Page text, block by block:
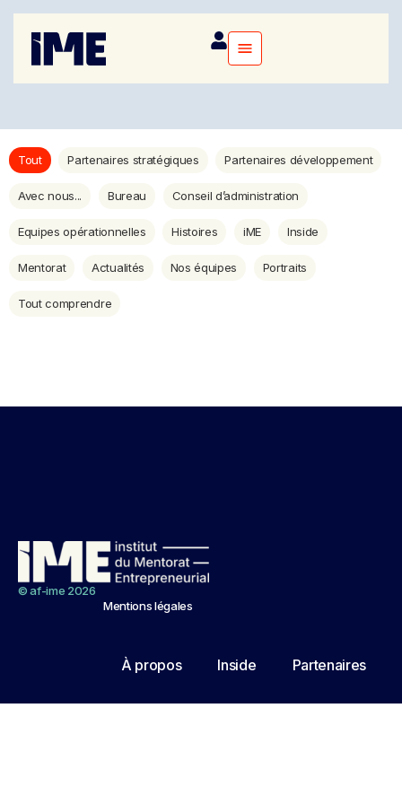
Tout Partenaires stratégiques Partenaires développement
Avec nous... Bureau Conseil d’administration
Equipes opérationnelles Histoires iME Inside
Mentorat Actualités Nos équipes Portraits
Tout comprendre
© af-ime 2026
Mentions légales
À propos Inside Partenaires